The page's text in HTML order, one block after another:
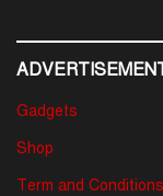
Gadgets
Shop
Term and Conditions